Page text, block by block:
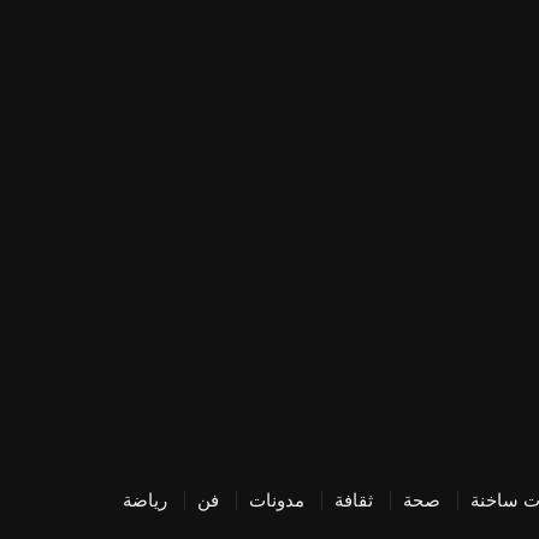
ساخنة صحة ثقافة مدونات فن رياضة